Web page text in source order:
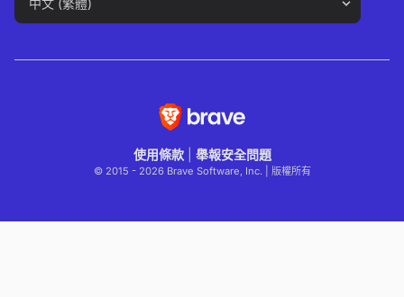
使用條款| 舉報安全問題
© 2015 - 2026 Brave Software, Inc. | 版權所有